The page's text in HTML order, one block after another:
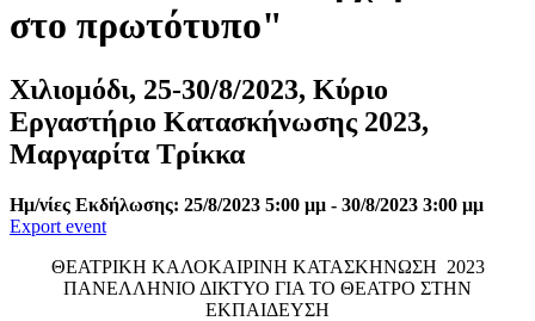
στο πρωτότυπο"
Χιλιομόδι, 25-30/8/2023, Κύριο
Εργαστήριο Κατασκήνωσης 2023,
Μαργαρίτα Τρίκκα
Ημ/νίες Εκδήλωσης: 25/8/2023 5:00 μμ - 30/8/2023 3:00 μμ
Export event
ΘΕΑΤΡΙΚΗ ΚΑΛΟΚΑΙΡΙΝΗ ΚΑΤΑΣΚΗΝΩΣΗ 2023
ΠΑΝΕΛΛΗΝΙΟ ΔΙΚΤΥΟ ΓΙΑ ΤΟ ΘΕΑΤΡΟ ΣΤΗΝ
ΕΚΠΑΙΔΕΥΣΗ